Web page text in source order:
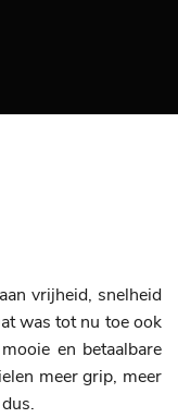
vrijheid, snelheid
was tot nu toe ook
en betaalbare
meer grip, meer